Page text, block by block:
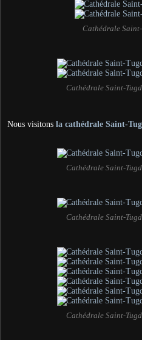
Cathédrale
Cathédrale Saint-
Nous visitons la cathédrale Saint-
Cathédrale Saint-
Cathédrale Saint-
Cathédrale Saint-